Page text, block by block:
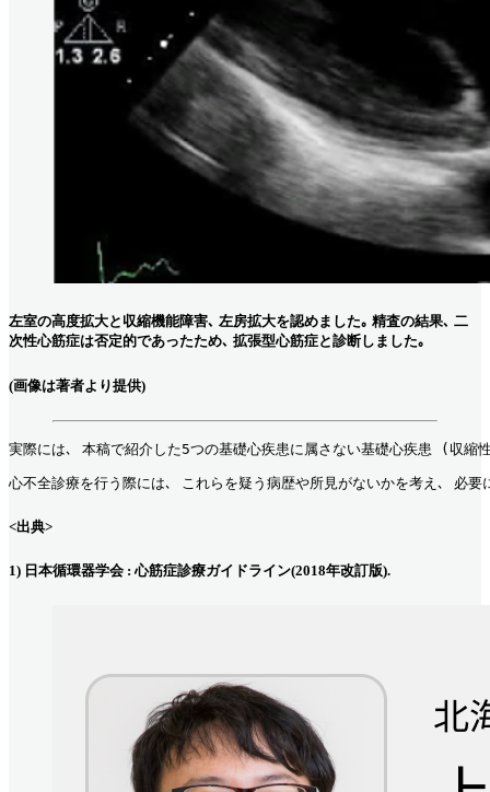
左室の高度拡大と収縮機能障害､ 左房拡大を認めました｡ 精査の結果､ 二
次性心筋症は否定的であったため､ 拡張型心筋症と診断しました｡
(画像は著者より提供)
実際には､ 本稿で紹介した5つの基礎心疾患に属さない基礎心疾患 (収
⼼不全診療を⾏う際には､ これらを疑う病歴や所⾒がないかを考え､ 必要
<出典>
1) 日本循環器学会 : 心筋症診療ガイドライン(2018年改訂版).